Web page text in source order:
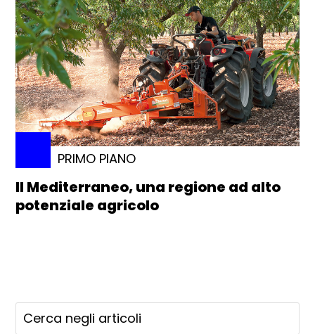
PRIMO PIANO
Il Mediterraneo, una regione ad alto
potenziale agricolo